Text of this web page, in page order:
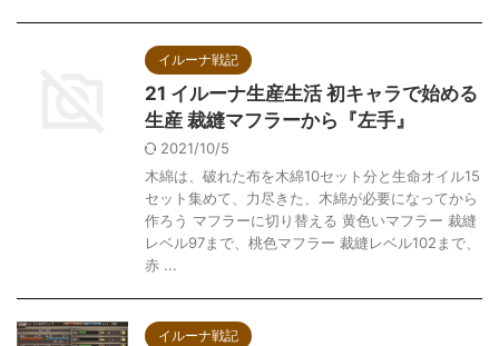
イルーナ戦記
21 イルーナ生産生活 初キャラで始める
生産 裁縫マフラーから『左手』
2021/10/5
木綿は、破れた布を木綿10セット分と生命オイル15
セット集めて、力尽きた、木綿が必要になってから
作ろう マフラーに切り替える 黄色いマフラー 裁縫
レベル97まで、桃色マフラー 裁縫レベル102まで、
赤 ...
イルーナ戦記